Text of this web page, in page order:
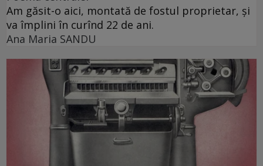
Am găsit-o aici, montată de fostul proprietar, și
va împlini în curînd 22 de ani.
Ana Maria SANDU